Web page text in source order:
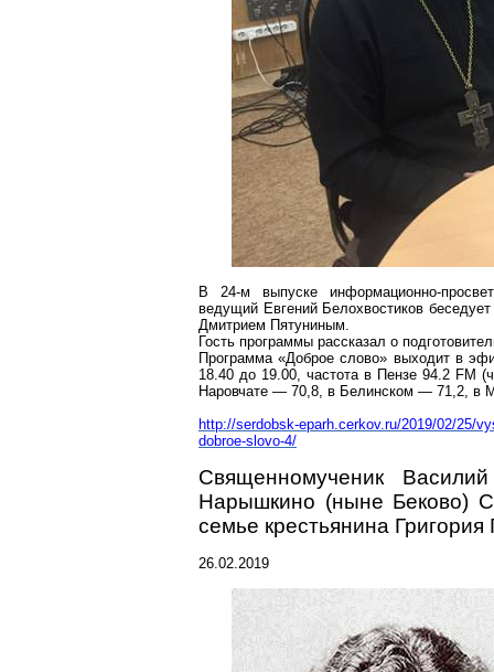
В 24-м выпуске информационно-
ведущий Евгений Белохвостиков
Дмитрием Пятуниным.
Гость программы рассказал о
Программа «Доброе слово» выходит в
18.40 до 19.00, частота в Пензе 94.2
Наровчате — 70,8, в Белинском — 71,2, в
http://serdobsk-eparh.cerkov.ru/2019/02/25/
dobroe-slovo-4/
Священномученик
Нарышкино (ныне Беково)
семье крестьянина Григория
26.02.2019